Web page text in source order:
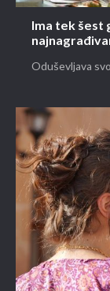
Ima tek šest
Oduševljava